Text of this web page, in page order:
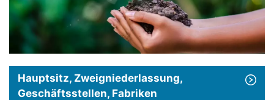
Hauptsitz, Zweigniederlassung,
Geschäftsstellen, Fabriken